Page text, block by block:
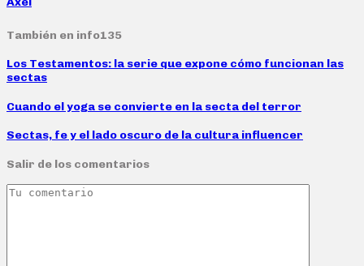
También en info135
Los Testamentos: la serie que expone cómo funcionan las
sectas
Cuando el yoga se convierte en la secta del terror
Sectas, fe y el lado oscuro de la cultura influencer
Salir de los comentarios